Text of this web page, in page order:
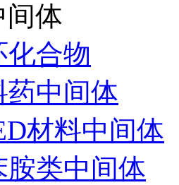
间体
化合物
药中间体
材料中间体
胺类中间体